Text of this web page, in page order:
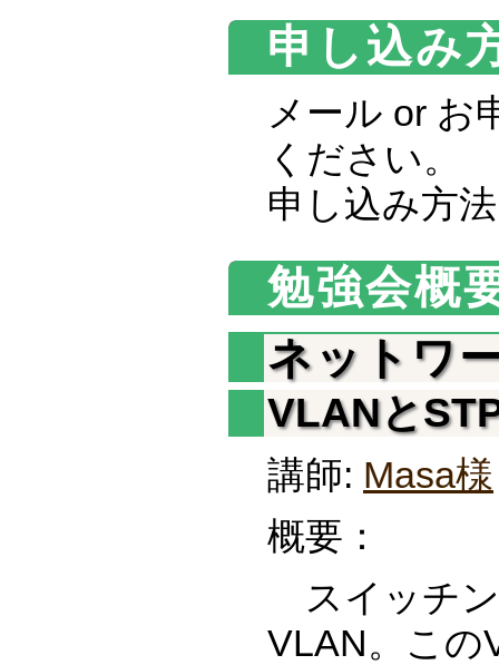
申し込み
メール or お
ください。
申し込み方
勉強会概
ネットワ
VLANと
講師: Masa様
概要：
スイッチン
VLAN。この